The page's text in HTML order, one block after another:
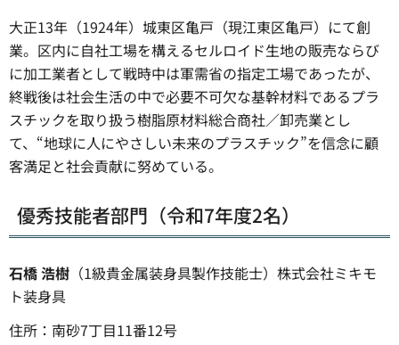
大正13年（1924年）城東区亀戸（現江東区亀戸）にて創
業。区内に自社工場を構えるセルロイド生地の販売ならび
に加工業者として戦時中は軍需省の指定工場であったが、
終戦後は社会生活の中で必要不可欠な基幹材料であるプラ
スチックを取り扱う樹脂原材料総合商社／卸売業とし
て、“地球に人にやさしい未来のプラスチック”を信念に顧
客満足と社会貢献に努めている。
優秀技能者部門（令和7年度2名）
石橋 浩樹 （1級貴金属装身具製作技能士）株式会社ミキモ
ト装身具
住所：南砂7丁目11番12号